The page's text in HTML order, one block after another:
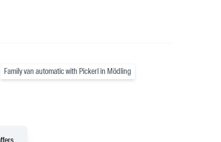
Family van automatic with Pickerl in Mödling